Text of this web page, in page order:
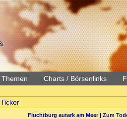
Themen Charts / Börsenlinks
Ticker
Fluchtburg autark am Meer| Zum